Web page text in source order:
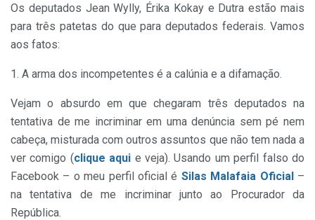
Os deputados Jean Wylly, Érika Kokay e Dutra estão mais
para três patetas do que para deputados federais. Vamos
aos fatos:
1. A arma dos incompetentes é a calúnia e a difamação.
Vejam o absurdo em que chegaram três deputados na
tentativa de me incriminar em uma denúncia sem pé nem
cabeça, misturada com outros assuntos que não tem nada a
ver comigo (clique aqui e veja). Usando um perfil falso do
Facebook – o meu perfil oficial é Silas Malafaia Oficial–
na tentativa de me incriminar junto ao Procurador da
República.